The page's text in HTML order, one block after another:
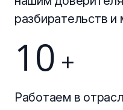
разбирательств
10 +
Работаем в